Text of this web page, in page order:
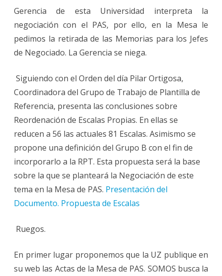
Gerencia de esta Universidad interpreta la
negociación con el PAS, por ello, en la Mesa le
pedimos la retirada de las Memorias para los Jefes
de Negociado. La Gerencia se niega.
Siguiendo con el Orden del día Pilar Ortigosa,
Coordinadora del Grupo de Trabajo de Plantilla de
Referencia, presenta las conclusiones sobre
Reordenación de Escalas Propias. En ellas se
reducen a 56 las actuales 81 Escalas. Asimismo se
propone una definición del Grupo B con el fin de
incorporarlo a la RPT. Esta propuesta será la base
sobre la que se planteará la Negociación de este
tema en la Mesa de PAS. Presentación del
Documento. Propuesta de Escalas
Ruegos.
En primer lugar proponemos que la UZ publique en
su web las Actas de la Mesa de PAS. SOMOS busca la